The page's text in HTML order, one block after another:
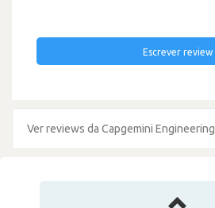
Escrever review
Ver reviews da Capgemini Engineering